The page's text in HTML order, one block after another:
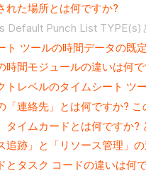
れた場所とは何ですか?
Default Punch List TYPE(s)
ト ツールの時間データの既
時間モジュールの違いは何
トレベルのタイムシート ツ
「連絡先」とは何ですか?
タイムカードとは何ですか
追跡」と「リソース管理」
とタスク コードの違いは何